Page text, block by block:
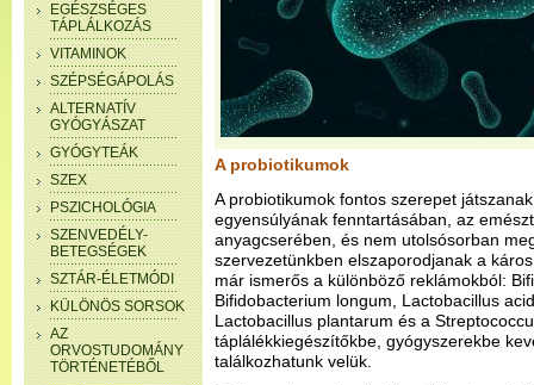
EGÉSZSÉGES
TÁPLÁLKOZÁS
VITAMINOK
SZÉPSÉGÁPOLÁS
ALTERNATÍV
GYÓGYÁSZAT
GYÓGYTEÁK
SZEX
PSZICHOLÓGIA
SZENVEDÉLY-
BETEGSÉGEK
SZTÁR-ÉLETMÓDI
KÜLÖNÖS SORSOK
AZ
ORVOSTUDOMÁNY
TÖRTÉNETÉBŐL
A probiotikumok
A probiotikumok fontos szerepet
egyensúlyának fenntartásában, az
anyagcserében, és nem utolsósorban
szervezetünkben elszaporodjanak a
már ismerős a különböző reklámokból:
Bifidobacterium longum, Lactobacillus
Lactobacillus plantarum és a
táplálékkiegészítőkbe, gyógyszerekbe
találkozhatunk velük.